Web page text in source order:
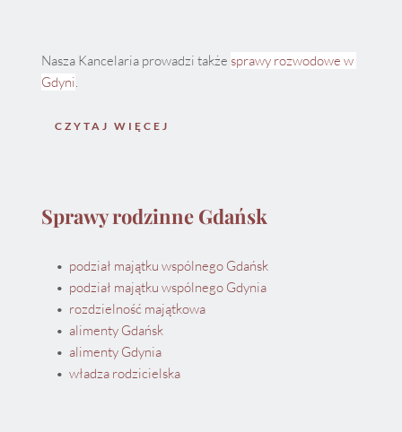
Nasza Kancelaria prowadzi także sprawy rozwodowe w
Gdyni.
CZYTAJ WIĘCEJ
Sprawy rodzinne Gdańsk
podział majątku wspólnego Gdańsk
podział majątku wspólnego Gdynia
rozdzielność majątkowa
alimenty Gdańsk
alimenty Gdynia
władza rodzicielska